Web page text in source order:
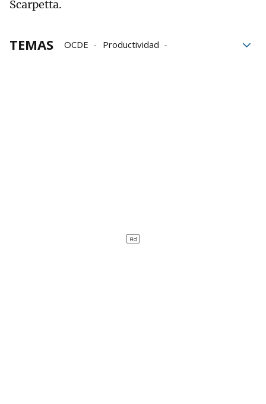
Scarpetta.
TEMAS OCDE
Productividad